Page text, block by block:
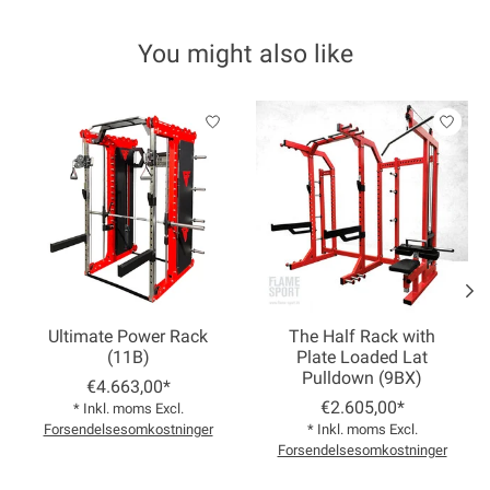
You might also like
Product carousel items
Ultimate Power Rack
(11B)
€4.663,00*
* Inkl. moms Excl.
Forsendelsesomkostninger
The Half Rack with
Plate Loaded Lat
Pulldown (9BX)
€2.605,00*
* Inkl. moms Excl.
Forsendelsesomkostninger